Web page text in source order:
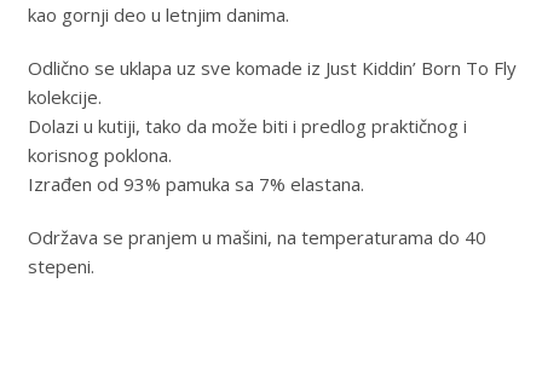
kao gornji deo u letnjim danima.
Odlično se uklapa uz sve komade iz Just Kiddin’ Born To Fly
kolekcije.
Dolazi u kutiji, tako da može biti i predlog praktičnog i
korisnog poklona.
Izrađen od 93% pamuka sa 7% elastana.
Održava se pranjem u mašini, na temperaturama do 40
stepeni.